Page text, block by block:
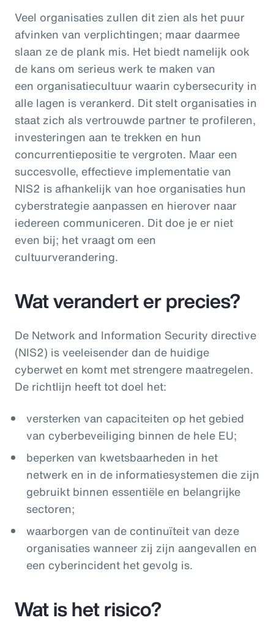
Veel organisaties zullen dit zien als het puur
afvinken van verplichtingen; maar daarmee
slaan ze de plank mis. Het biedt namelijk ook
de kans om serieus werk te maken van
een organisatiecultuur waarin cybersecurity in
alle lagen is verankerd. Dit stelt organisaties in
staat zich als vertrouwde partner te profileren,
investeringen aan te trekken en hun
concurrentiepositie te vergroten. Maar een
succesvolle, effectieve implementatie van
NIS2 is afhankelijk van hoe organisaties hun
cyberstrategie aanpassen en hierover naar
iedereen communiceren. Dit doe je er niet
even bij; het vraagt om een
cultuurverandering.
Wat verandert er precies?
De Network and Information Security directive
(NIS2) is veeleisender dan de huidige
cyberwet en komt met strengere maatregelen.
De richtlijn heeft tot doel het:
versterken van capaciteiten op het gebied
van cyberbeveiliging binnen de hele EU;
beperken van kwetsbaarheden in het
netwerk en in de informatiesystemen die zijn
gebruikt binnen essentiële en belangrijke
sectoren;
waarborgen van de continuïteit van deze
organisaties wanneer zij zijn aangevallen en
een cyberincident het gevolg is.
Wat is het risico?